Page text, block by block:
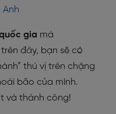
gia mà
đây, bạn sẽ có
thú vị trên chặng
bão của mình.
và thành công!